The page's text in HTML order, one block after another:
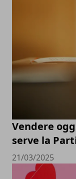
Vendere
serve la
21/03/2025